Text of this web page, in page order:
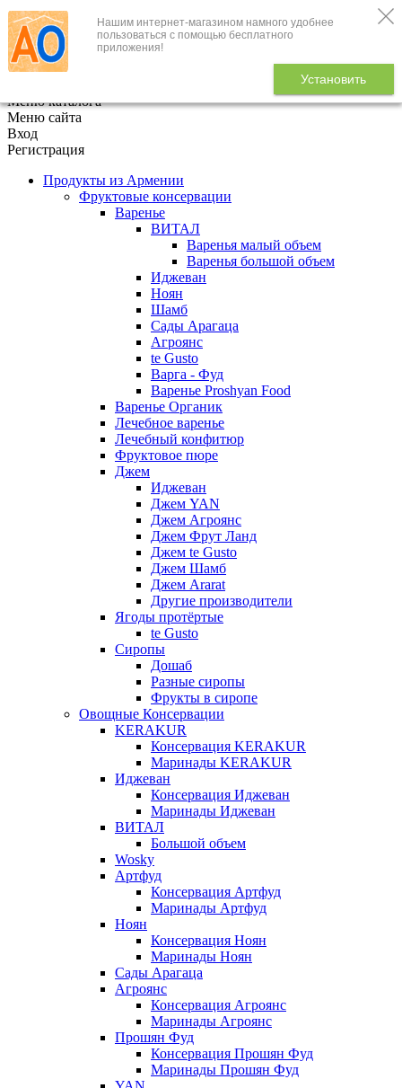
Нашим интернет-магазином намного удобнее
пользоваться с помощью бесплатного
приложения!
Установить
+7 (495) 646-888-1
В корзине
Меню каталога
Меню сайта
Вход
Регистрация
Продукты из Армении
Фруктовые консервации
Варенье
ВИТАЛ
Варенья малый объем
Варенья большой объем
Иджеван
Ноян
Шамб
Сады Арагаца
Агроянс
te Gusto
Варга - Фуд
Варенье Proshyan Food
Варенье Органик
Лечебное варенье
Лечебный конфитюр
Фруктовое пюре
Джем
Иджеван
Джем YAN
Джем Агроянс
Джем Фрут Ланд
Джем te Gusto
Джем Шамб
Джем Ararat
Другие производители
Ягоды протёртые
te Gusto
Сиропы
Дошаб
Разные сиропы
Фрукты в сиропе
Овощные Консервации
KERAKUR
Консервация KERAKUR
Маринады KERAKUR
Иджеван
Консервация Иджеван
Маринады Иджеван
ВИТАЛ
Большой объем
Wosky
Артфуд
Консервация Артфуд
Маринады Артфуд
Ноян
Консервация Ноян
Маринады Ноян
Сады Арагаца
Агроянс
Консервация Агроянс
Маринады Агроянс
Прошян Фуд
Консервация Прошян Фуд
Маринады Прошян Фуд